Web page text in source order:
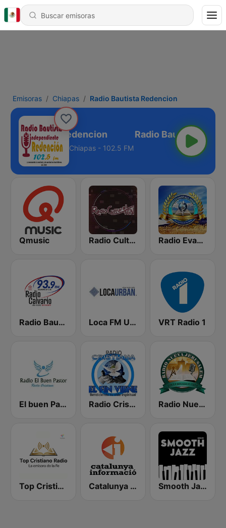
Emisoras Chiapas Radio Bautista Redencion
Bautista Redencion
Chiapas - 102.5 FM
Qmusic Radio Cultural TGN Radio Evangélica Josué
Radio Bautista Calvario Loca FM Urban VRT Radio 1
El buen Pastor 98.1 FM Radio Cristiana El Fin Viene Radio Nueva Jerusalem
Top Cristiano Radio Catalunya Informació Smooth Jazz - Groov